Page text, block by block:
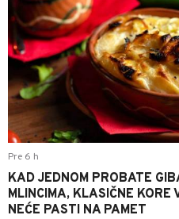
Pre 6 h
KAD JEDNOM PROBATE
MLINCIMA, KLASIČNE KORE
NEĆE PASTI NA PAMET